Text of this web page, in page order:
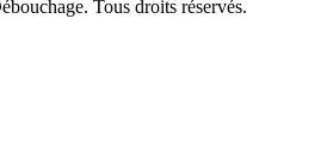
Tous droits réservés.